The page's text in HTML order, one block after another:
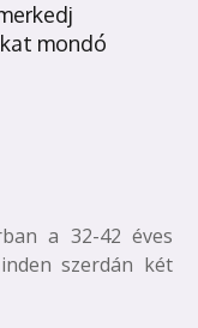
mondó
a 32-42 éves
szerdán két